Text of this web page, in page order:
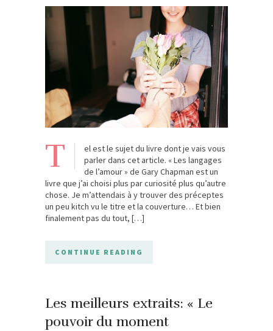
T
el est le sujet du livre dont je vais vous
parler dans cet article. « Les langages
de l’amour » de Gary Chapman est un
livre que j’ai choisi plus par curiosité plus qu’autre
chose. Je m’attendais à y trouver des préceptes
un peu kitch vu le titre et la couverture… Et bien
finalement pas du tout, […]
CONTINUE READING
Les meilleurs extraits: « Le
pouvoir du moment